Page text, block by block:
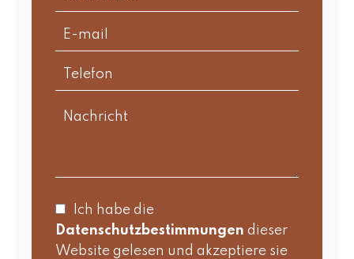
Ich habe die
Datenschutzbestimmungen dieser
Website gelesen und akzeptiere sie